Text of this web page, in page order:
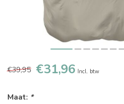
€39,95 €31,96 Incl. btw
Maat: *